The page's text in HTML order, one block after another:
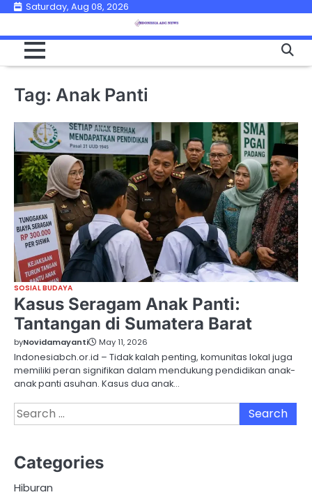
Skip
content
Saturday, Aug 08, 2026
Tag: Anak Panti
SOSIAL BUDAYA
Kasus Seragam Anak Panti:
Tantangan di Sumatera Barat
byNovidamayanti May 11, 2026
Indonesiabch.or.id – Tidak kalah penting, komunitas lokal juga
memiliki peran signifikan dalam mendukung pendidikan anak-
anak panti asuhan. Kasus dua anak…
Search
for:
Categories
Hiburan